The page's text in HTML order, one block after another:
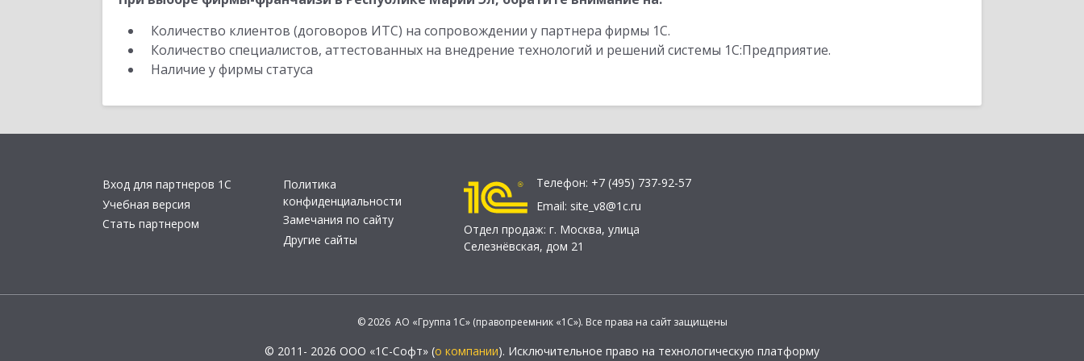
Количество клиентов (договоров ИТС) на сопровождении у партнера фирмы 1С.
Количество специалистов, аттестованных на внедрение технологий и решений системы 1С:Предприятие.
Наличие у фирмы статуса
Вход для партнеров 1С
Учебная версия
Стать партнером
Политика
конфиденциальности
Замечания по сайту
Другие сайты
Телефон: +7 (495) 737-92-57
Email: site_v8@1c.ru
Отдел продаж: г. Москва, улица
Селезнёвская, дом 21
© 2026 АО «Группа 1С» (правопреемник «1С»). Все права на сайт защищены
© 2011- 2026 ООО «1С-Софт» (о компании). Исключительное право на технологическую платформу